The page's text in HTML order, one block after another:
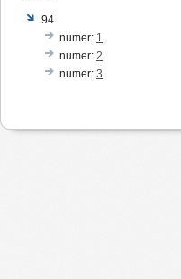
94
numer: 1
numer: 2
numer: 3